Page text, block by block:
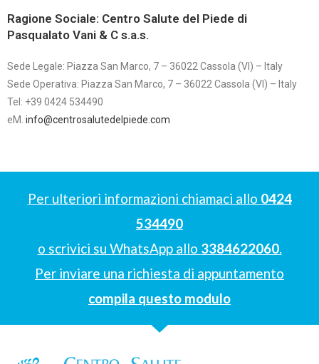
Ragione Sociale: Centro Salute del Piede di
Pasqualato Vani & C s.a.s.
Sede Legale: Piazza San Marco, 7 – 36022 Cassola (VI) – Italy
Sede Operativa: Piazza San Marco, 7 – 36022 Cassola (VI) – Italy
Tel: +39 0424 534490
eM. info@centrosalutedelpiede.com
Per ulteriori informazioni chiamaci allo 0424
534490
o scrivici su WhatsApp allo 3384622060.
Per inviare una richiesta di appuntamento
compila questo modulo